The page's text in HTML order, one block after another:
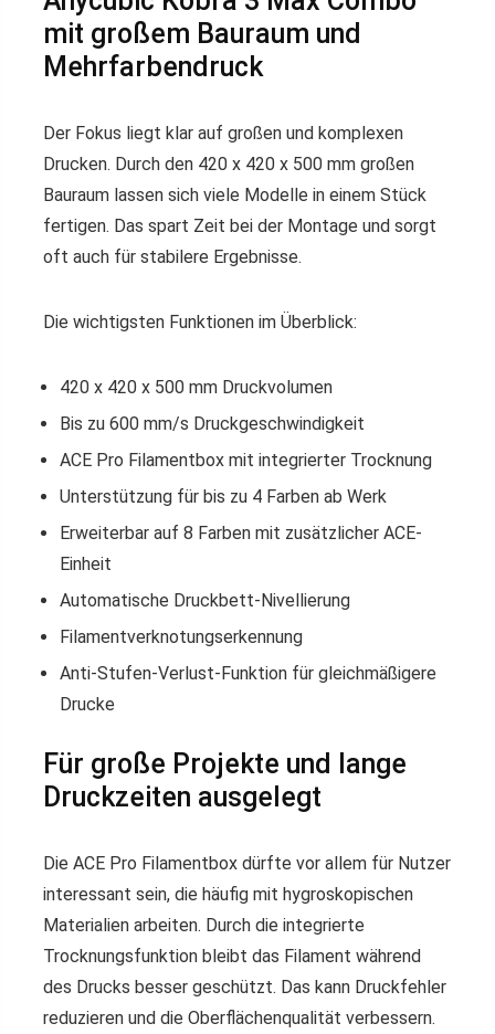
mit großem Bauraum und
Mehrfarbendruck
Der Fokus liegt klar auf großen und komplexen
Drucken. Durch den 420 x 420 x 500 mm großen
Bauraum lassen sich viele Modelle in einem Stück
fertigen. Das spart Zeit bei der Montage und sorgt
oft auch für stabilere Ergebnisse.
Die wichtigsten Funktionen im Überblick:
420 x 420 x 500 mm Druckvolumen
Bis zu 600 mm/s Druckgeschwindigkeit
ACE Pro Filamentbox mit integrierter Trocknung
Unterstützung für bis zu 4 Farben ab Werk
Erweiterbar auf 8 Farben mit zusätzlicher ACE-
Einheit
Automatische Druckbett-Nivellierung
Filamentverknotungserkennung
Anti-Stufen-Verlust-Funktion für gleichmäßigere
Drucke
Für große Projekte und lange
Druckzeiten ausgelegt
Die ACE Pro Filamentbox dürfte vor allem für Nutzer
interessant sein, die häufig mit hygroskopischen
Materialien arbeiten. Durch die integrierte
Trocknungsfunktion bleibt das Filament während
des Drucks besser geschützt. Das kann Druckfehler
reduzieren und die Oberflächenqualität verbessern.